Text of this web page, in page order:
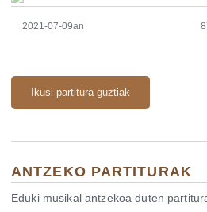
2021-07-09an
Ikusi partitura guztiak
ANTZEKO PARTITURAK
Eduki musikal antzekoa duten